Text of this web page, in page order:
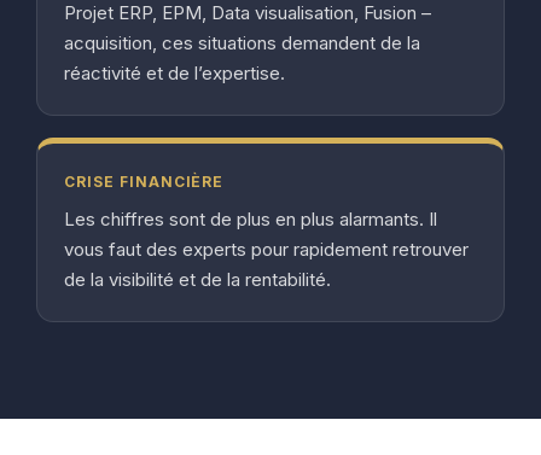
Projet ERP, EPM, Data visualisation, Fusion –
acquisition, ces situations demandent de la
réactivité et de l’expertise.
CRISE FINANCIÈRE
Les chiffres sont de plus en plus alarmants. Il
vous faut des experts pour rapidement retrouver
de la visibilité et de la rentabilité.